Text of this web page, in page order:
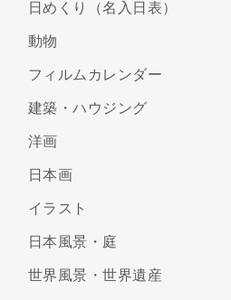
日めくり（名入日表）
動物
フィルムカレンダー
建築・ハウジング
洋画
日本画
イラスト
日本風景・庭
世界風景・世界遺産